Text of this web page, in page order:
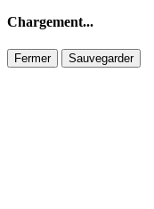
Chargement...
Fermer Sauvegarder